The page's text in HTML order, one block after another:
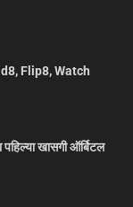
Flip8, Watch
खासगी ऑर्बिटल